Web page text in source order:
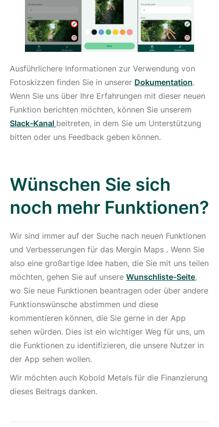
Ausführlichere Informationen zur Verwendung von
Fotoskizzen finden Sie in unserer Dokumentation.
Wenn Sie uns über Ihre Erfahrungen mit dieser neuen
Funktion berichten möchten, können Sie unserem
Slack-Kanal beitreten, in dem Sie um Unterstützung
bitten oder uns Feedback geben können.
Wünschen Sie sich
noch mehr Funktionen?
Wir sind immer auf der Suche nach neuen Funktionen
und Verbesserungen für das Mergin Maps . Wenn Sie
also eine großartige Idee haben, die Sie mit uns teilen
möchten, gehen Sie auf unsere Wunschliste-Seite,
wo Sie neue Funktionen beantragen oder über andere
Funktionswünsche abstimmen und diese
kommentieren können, die Sie gerne in der App
sehen würden. Dies ist ein wichtiger Weg für uns, um
die Funktionen zu identifizieren, die unsere Nutzer in
der App sehen wollen.
Wir möchten auch Kobold Metals für die Finanzierung
dieses Beitrags danken.